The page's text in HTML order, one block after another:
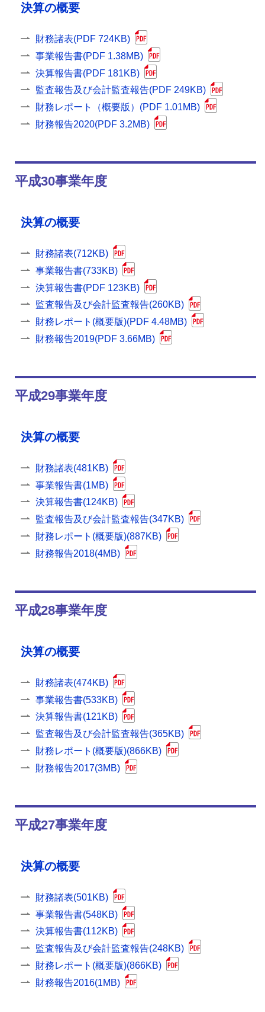
決算の概要
財務諸表(PDF 724KB)
事業報告書(PDF 1.38MB)
決算報告書(PDF 181KB)
監査報告及び会計監査報告(PDF 249KB)
財務レポート（概要版）(PDF 1.01MB)
財務報告2020(PDF 3.2MB)
平成30事業年度
決算の概要
財務諸表(712KB)
事業報告書(733KB)
決算報告書(PDF 123KB)
監査報告及び会計監査報告(260KB)
財務レポート(概要版)(PDF 4.48MB)
財務報告2019(PDF 3.66MB)
平成29事業年度
決算の概要
財務諸表(481KB)
事業報告書(1MB)
決算報告書(124KB)
監査報告及び会計監査報告(347KB)
財務レポート(概要版)(887KB)
財務報告2018(4MB)
平成28事業年度
決算の概要
財務諸表(474KB)
事業報告書(533KB)
決算報告書(121KB)
監査報告及び会計監査報告(365KB)
財務レポート(概要版)(866KB)
財務報告2017(3MB)
平成27事業年度
決算の概要
財務諸表(501KB)
事業報告書(548KB)
決算報告書(112KB)
監査報告及び会計監査報告(248KB)
財務レポート(概要版)(866KB)
財務報告2016(1MB)